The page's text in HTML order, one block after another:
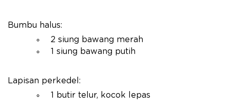
Bumbu halus:
2 siung bawang merah
1 siung bawang putih
Lapisan perkedel:
1 butir telur, kocok lepas